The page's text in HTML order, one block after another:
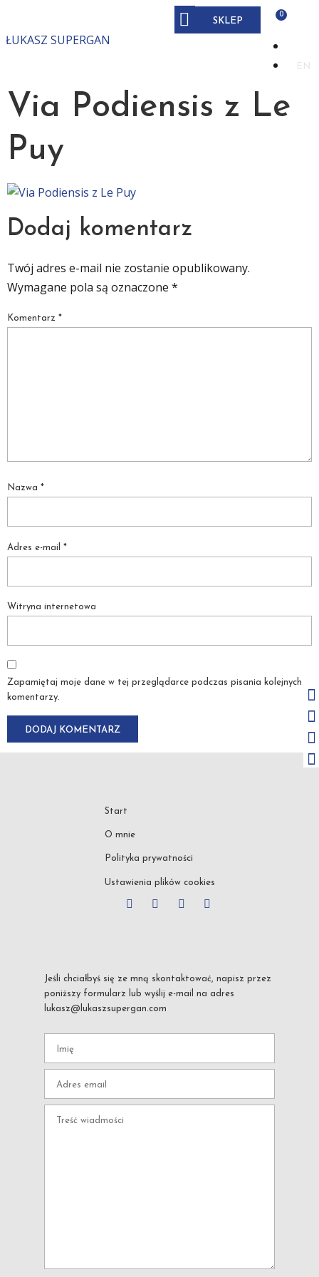
ŁUKASZ SUPERGAN
SKLEP
EN
Via Podiensis z Le
Puy
Dodaj komentarz
Twój adres e-mail nie zostanie opublikowany.
Wymagane pola są oznaczone *
Komentarz *
Nazwa *
Adres e-mail *
Witryna internetowa
Zapamiętaj moje dane w tej przeglądarce podczas pisania kolejnych
komentarzy.
Start
O mnie
Polityka prywatności
Ustawienia plików cookies
Jeśli chciałbyś się ze mną skontaktować, napisz przez
poniższy formularz lub wyślij e-mail na adres
lukasz@lukaszsupergan.com